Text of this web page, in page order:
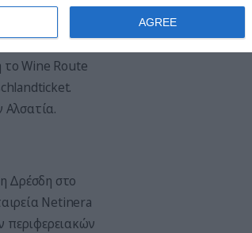
AGREE
γραφική μικρή
το Wine Route
Δρέσδη στο
Netinera
περιφερειακών